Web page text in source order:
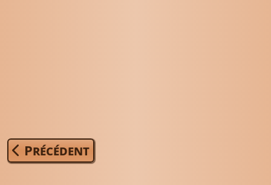
Article précédent : Parrainer Simba
Précédent